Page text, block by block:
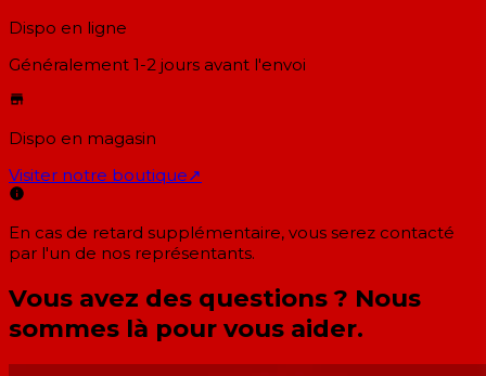
Dispo en ligne
Généralement 1-2 jours avant l'envoi
Dispo en magasin
Visiter notre boutique↗
En cas de retard supplémentaire, vous serez contacté
par l'un de nos représentants.
Vous avez des questions ? Nous
sommes là pour vous aider.